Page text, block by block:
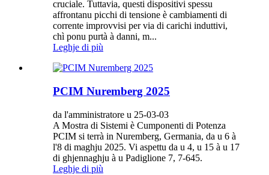
cruciale. Tuttavia, questi dispositivi spessu
affrontanu picchi di tensione è cambiamenti di
corrente improvvisi per via di carichi induttivi,
chì ponu purtà à danni, m...
Leghje di più
PCIM Nuremberg 2025
da l'amministratore u 25-03-03
A Mostra di Sistemi è Cumponenti di Potenza
PCIM si terrà in Nuremberg, Germania, da u 6 à
l'8 di maghju 2025. Vi aspettu da u 4, u 15 à u 17
di ghjennaghju à u Padiglione 7, 7-645.
Leghje di più